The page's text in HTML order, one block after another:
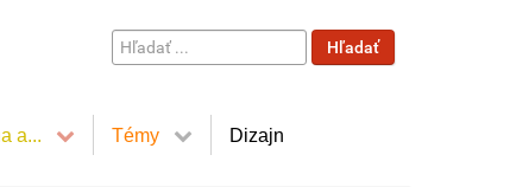
Hľadať
...
Hľadať
a... Témy Dizajn